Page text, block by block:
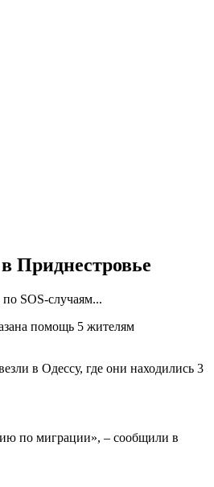
Приднестровье
SOS-случаям...
помощь 5 жителям
в Одессу, где они находились 3
по миграции», – сообщили в